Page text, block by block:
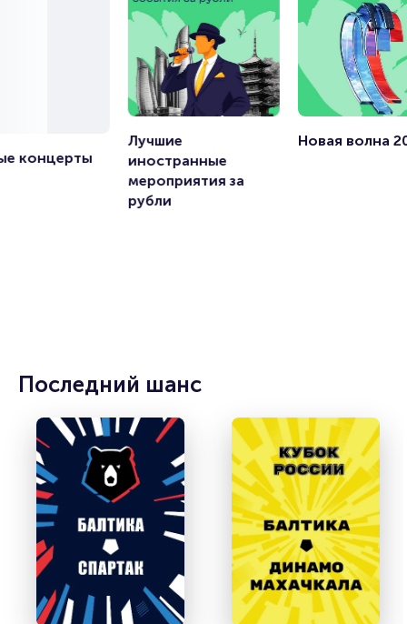
концерты
Лучшие
иностранные
мероприятия за
рубли
Новая волна
Последний шанс